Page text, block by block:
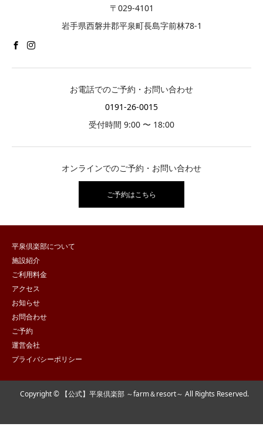
〒029-4101
岩手県西磐井郡平泉町長島字前林78-1
お電話でのご予約・お問い合わせ
0191-26-0015
受付時間 9:00 〜 18:00
オンラインでのご予約・お問い合わせ
ご予約はこちら
平泉倶楽部について
施設紹介
ご利用料金
アクセス
お知らせ
お問合わせ
ご予約
運営会社
プライバシーポリシー
Copyright © 【公式】平泉倶楽部 ～farm＆resort～ All Rights Reserved.